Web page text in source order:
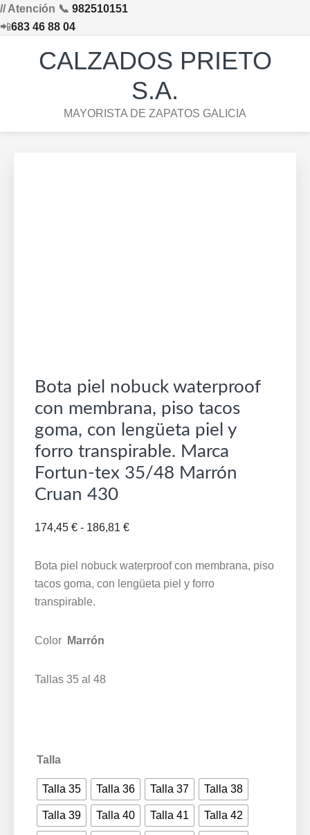
// Atención 📞 982510151
📲683 46 88 04
CALZADOS PRIETO
S.A.
MAYORISTA DE ZAPATOS GALICIA
Bota piel nobuck waterproof
con membrana, piso tacos
goma, con lengüeta piel y
forro transpirable. Marca
Fortun-tex 35/48 Marrón
Cruan 430
174,45 € - 186,81 €Rango
precios:
desde
174,45 €
Bota piel nobuck waterproof con membrana, piso
tacos goma, con lengüeta piel y forro
transpirable.
Color Marrón
Tallas 35 al 48
Talla
Talla 35 Talla 36 Talla 37 Talla 38
Talla 39 Talla 40 Talla 41 Talla 42